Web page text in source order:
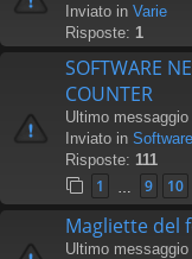
Inviato in Varie
Risposte: 1
SOFTWARE
COUNTER
Ultimo messaggio
Inviato in Software
Risposte: 111
1 9 10
Magliette del
Ultimo messaggio